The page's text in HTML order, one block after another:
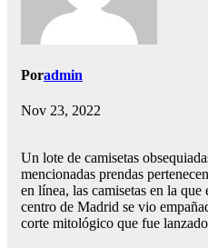
Poradmin
Nov 23, 2022
Un lote de camisetas
mencionadas prendas
en línea, las camisetas en la
centro de Madrid se vio
corte mitológico que fue